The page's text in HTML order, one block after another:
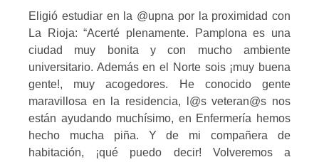
Eligió estudiar en la @upna por la proximidad con
La Rioja: “Acerté plenamente. Pamplona es una
ciudad muy bonita y con mucho ambiente
universitario. Además en el Norte sois ¡muy buena
gente!, muy acogedores. He conocido gente
maravillosa en la residencia, l@s veteran@s nos
están ayudando muchísimo, en Enfermería hemos
hecho mucha piña. Y de mi compañera de
habitación, ¡qué puedo decir! Volveremos a